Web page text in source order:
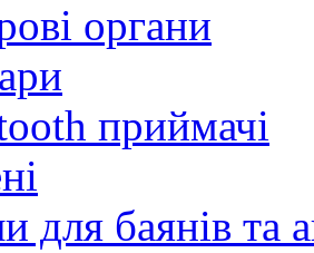
органи
приймачі
для баянів та